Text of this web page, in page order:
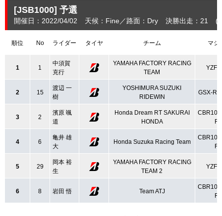
[JSB1000] 予選
開催日：2022/04/02 天候：Fine 路面：Dry 決勝出走：21
順位 No ライダー タイヤ チーム マシ
1 1
中須賀
克行
YAMAHA FACTORY RACING
TEAM
YZF-
2 15
渡辺 一
樹
YOSHIMURA SUZUKI
RIDEWIN
GSX-
3 2
濱原 颯
道
Honda Dream RT SAKURAI
HONDA
R
4 6
亀井 雄
大
Honda Suzuka Racing Team
R
5 29
岡本 裕
生
YAMAHA FACTORY RACING
TEAM 2
YZF-
6 8 岩田 悟 Team ATJ
R